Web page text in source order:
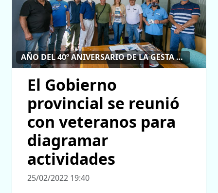
AÑO DEL 40º ANIVERSARIO DE LA GESTA DE MALVINAS
El Gobierno
provincial se reunió
con veteranos para
diagramar
actividades
25/02/2022 19:40